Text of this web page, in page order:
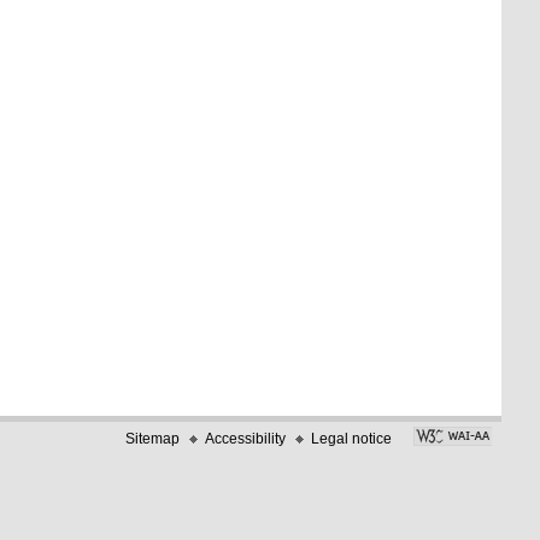
Sitemap Accessibility Legal notice